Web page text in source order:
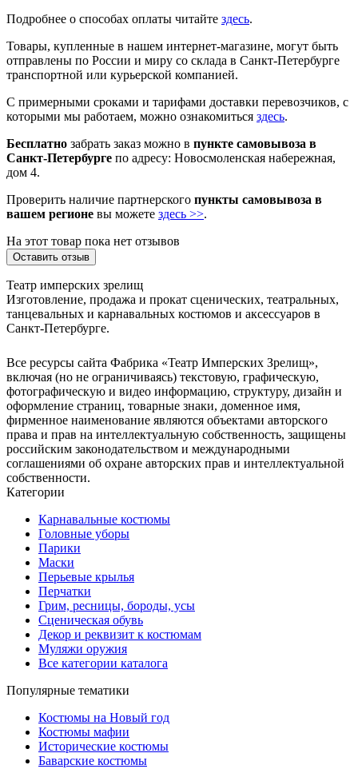
Подробнее о способах оплаты читайте здесь.
Товары, купленные в нашем интернет-магазине, могут быть
отправлены по России и миру со склада в Санкт-Петербурге
транспортной или курьерской компанией.
С примерными сроками и тарифами доставки перевозчиков, с
которыми мы работаем, можно ознакомиться здесь.
Бесплатно забрать заказ можно в пункте самовывоза в
Санкт-Петербурге по адресу: Новосмоленская набережная,
дом 4.
Проверить наличие партнерского пункты самовывоза в
вашем регионе вы можете здесь >>.
На этот товар пока нет отзывов
Оставить отзыв
Театр имперских зрелищ
Изготовление, продажа и прокат сценических, театральных,
танцевальных и карнавальных костюмов и аксессуаров в
Санкт-Петербурге.
Все ресурсы сайта Фабрика «Театр Имперских Зрелищ»,
включая (но не ограничиваясь) текстовую, графическую,
фотографическую и видео информацию, структуру, дизайн и
оформление страниц, товарные знаки, доменное имя,
фирменное наименование являются объектами авторского
права и прав на интеллектуальную собственность, защищены
российским законодательством и международными
соглашениями об охране авторских прав и интеллектуальной
собственности.
Категории
Карнавальные костюмы
Головные уборы
Парики
Маски
Перьевые крылья
Перчатки
Грим, ресницы, бороды, усы
Сценическая обувь
Декор и реквизит к костюмам
Муляжи оружия
Все категории каталога
Популярные тематики
Костюмы на Новый год
Костюмы мафии
Исторические костюмы
Баварские костюмы